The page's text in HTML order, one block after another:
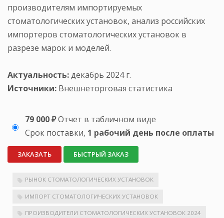
производителям импортируемых
стоматологических установок, анализ российских
импортеров стоматологических установок в
разрезе марок и моделей.
Актуальность:декабрь 2024 г.
Источники: Внешнеторговая статистика
79 000 ₽Отчет в табличном виде
Срок поставки, 1 рабочий день после оплаты
ЗАКАЗАТЬ БЫСТРЫЙ ЗАКАЗ
РЫНОК СТОМАТОЛОГИЧЕСКИХ УСТАНОВОК
ИМПОРТ СТОМАТОЛОГИЧЕСКИХ УСТАНОВОК
ПРОИЗВОДИТЕЛИ СТОМАТОЛОГИЧЕСКИХ УСТАНОВОК 2024